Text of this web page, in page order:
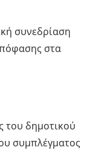
συνεδρίαση
στα
του δημοτικού
συμπλέγματος